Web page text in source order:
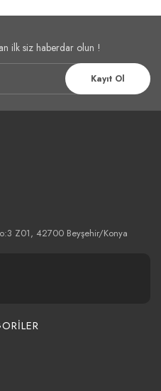
ilk siz haberdar olun !
Kayıt Ol
Z01, 42700 Beyşehir/Konya